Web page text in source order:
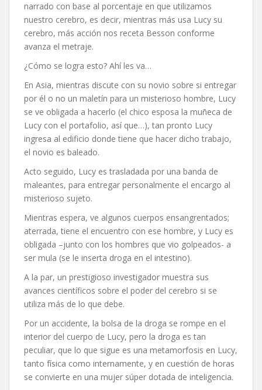
narrado con base al porcentaje en que utilizamos
nuestro cerebro, es decir, mientras más usa Lucy su
cerebro, más acción nos receta Besson conforme
avanza el metraje.
¿Cómo se logra esto? Ahí les va…
En Asia, mientras discute con su novio sobre si entregar
por él o no un maletín para un misterioso hombre, Lucy
se ve obligada a hacerlo (el chico esposa la muñeca de
Lucy con el portafolio, así que…), tan pronto Lucy
ingresa al edificio donde tiene que hacer dicho trabajo,
el novio es baleado.
Acto seguido, Lucy es trasladada por una banda de
maleantes, para entregar personalmente el encargo al
misterioso sujeto.
Mientras espera, ve algunos cuerpos ensangrentados;
aterrada, tiene el encuentro con ese hombre, y Lucy es
obligada –junto con los hombres que vio golpeados- a
ser mula (se le inserta droga en el intestino).
A la par, un prestigioso investigador muestra sus
avances científicos sobre el poder del cerebro si se
utiliza más de lo que debe.
Por un accidente, la bolsa de la droga se rompe en el
interior del cuerpo de Lucy, pero la droga es tan
peculiar, que lo que sigue es una metamorfosis en Lucy,
tanto física como internamente, y en cuestión de horas
se convierte en una mujer súper dotada de inteligencia.